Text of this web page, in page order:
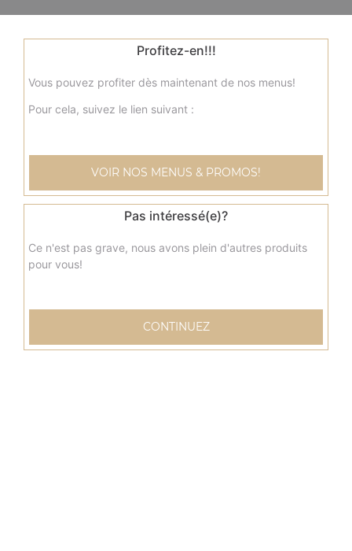
Profitez-en!!!
Vous pouvez profiter dès maintenant de nos menus!
Pour cela, suivez le lien suivant :
VOIR NOS MENUS & PROMOS!
Pas intéressé(e)?
Ce n'est pas grave, nous avons plein d'autres produits
pour vous!
CONTINUEZ